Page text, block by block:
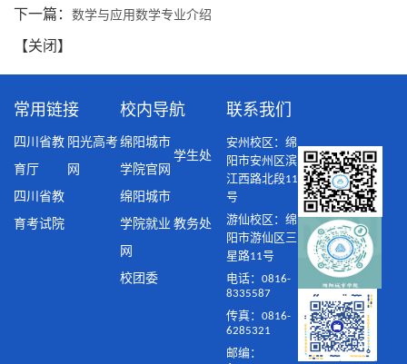
下一篇： 数学与应用数学专业介绍
【关闭 】
常用链接
四川省教
育厅
阳光高考
网
四川省教
育考试院
校内导航
绵阳城市
学院官网
学生处
绵阳城市
学院就业
网
教务处
校团委
联系我们
安州校区：绵
阳市安州区滨
江西路北段11
号
游仙校区：绵
阳市游仙区三
星路11号
电话：0816-
8335587
传真：0816-
6285321
邮编：